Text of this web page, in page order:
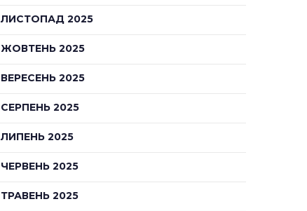
ЛИСТОПАД 2025
ЖОВТЕНЬ 2025
ВЕРЕСЕНЬ 2025
СЕРПЕНЬ 2025
ЛИПЕНЬ 2025
ЧЕРВЕНЬ 2025
ТРАВЕНЬ 2025